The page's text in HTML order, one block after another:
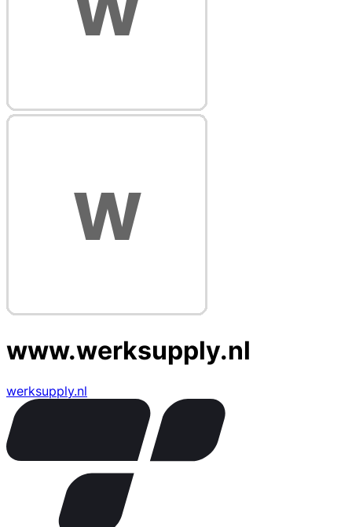
www.werksupply.nl
werksupply.nl